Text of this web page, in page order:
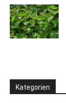
Kategorien